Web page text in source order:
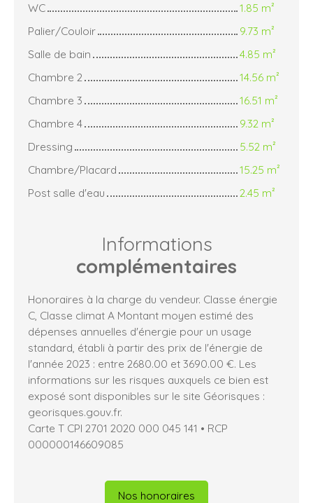
WC
1.85 m²
Palier/Couloir
9.73 m²
Salle de bain
4.85 m²
Chambre 2
14.56 m²
Chambre 3
16.51 m²
Chambre 4
9.32 m²
Dressing
5.52 m²
Chambre/Placard
15.25 m²
Post salle d'eau
2.45 m²
Informations
complémentaires
Honoraires à la charge du vendeur. Classe énergie
C, Classe climat A Montant moyen estimé des
dépenses annuelles d'énergie pour un usage
standard, établi à partir des prix de l'énergie de
l'année 2023 : entre 2680.00 et 3690.00 €. Les
informations sur les risques auxquels ce bien est
exposé sont disponibles sur le site Géorisques :
georisques.gouv.fr.
Carte T CPI 2701 2020 000 045 141 • RCP
000000146609085
Nos honoraires